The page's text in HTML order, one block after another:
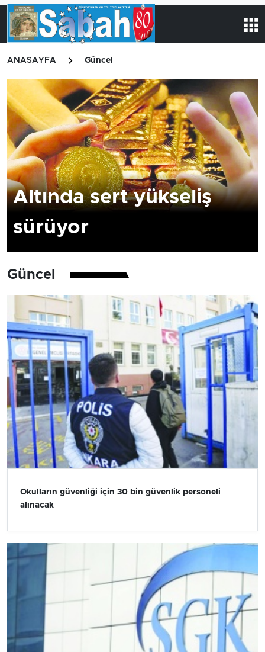
ANASAYFA Güncel
Altında sert yükseliş
sürüyor
Güncel
Okulların güvenliği için 30 bin güvenlik personeli
alınacak